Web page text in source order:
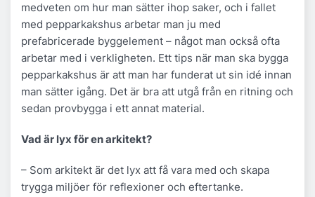
medveten om hur man sätter ihop saker, och i fallet
med pepparkakshus arbetar man ju med
prefabricerade byggelement – något man också ofta
arbetar med i verkligheten. Ett tips när man ska bygga
pepparkakshus är att man har funderat ut sin idé innan
man sätter igång. Det är bra att utgå från en ritning och
sedan provbygga i ett annat material.
Vad är lyx för en arkitekt?
– Som arkitekt är det lyx att få vara med och skapa
trygga miljöer för reflexioner och eftertanke.